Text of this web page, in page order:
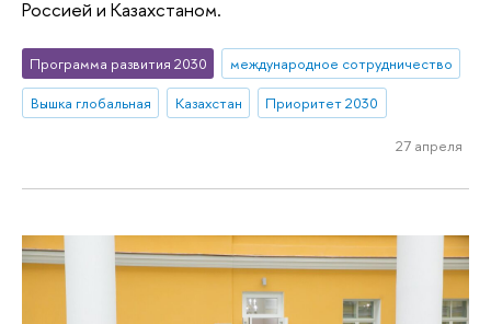
Россией и Казахстаном.
Программа развития 2030
международное сотрудничество
Вышка глобальная
Казахстан Приоритет 2030
27 апреля